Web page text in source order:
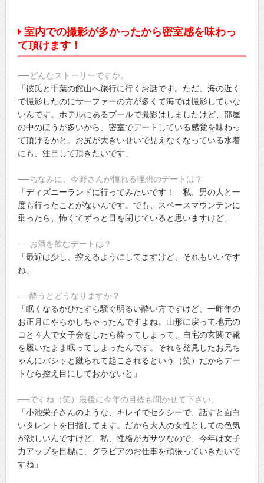
室内での撮影が多かったから密室感を味わっ
て頂けます！
──どんなストーリーですか。
「彼氏と千葉の館山へ旅行に行くお話です。ただ、海の近く
で撮影したのにサーファーの方が多くて海では撮影していな
いんです。ホテルにあるプールで撮影はしましたけど、部屋
の中のほうが多いから、密室でデートしている感覚を味わっ
て頂けるかと。お尻が大きいせいで見えなくなっている水着
にも、注目して頂きたいです」
──ちなみに、今野さんが憧れる理想のデートは？
「ディズニーランドに行ってみたいです！ 私、男の人と一
度も行ったことがないんです。でも、スペースマウンテンに
乗ったら、怖くてずっと目を閉じていると思いますけど」
──お酒を飲むデートは？
「最近は少し、控えるようにしてますけど、それもいいです
ね」
──酔うとどうなりますか？
「眠くなるかひたすら騒ぐ明るい酔い方ですけど、一昨年の
お正月にやらかしちゃったんですよね。山形に戻って地元の
コと４人で女子会をしたら酔ってしまって、自宅の玄関で靴
を履いたまま眠ってしまったんです。それを発見したお兄ち
ゃんにバシッと蹴られて起こされるという（笑）だからデー
トなら控え目にしておかないと」
──ですね（笑）最後に今年の目標も聞かせて下さい。
「小池栄子さんのような、キレイでセクシーで、話すと面白
いタレントを目指してます。だから大人の女性としての色気
が欲しいんですけど、私、性格がガサツなので、今年は女子
力アップを目標に、グラビアのお仕事を頑張っていきたいで
すね」